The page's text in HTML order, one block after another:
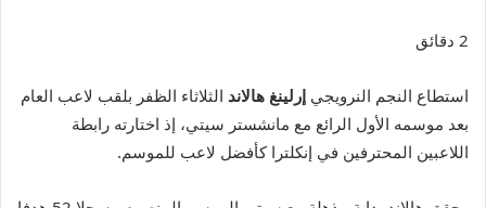
2 دقائق
استطاع النجم النرويجي إرلينغ هالاند الثلاثاء الظفر بلقب لاعب العام
بعد موسمه الأول الرائع مع مانشستر سيتي، إذ اختارته رابطة
اللاعبين المحترفين في إنكلترا كأفضل لاعب للموسم.